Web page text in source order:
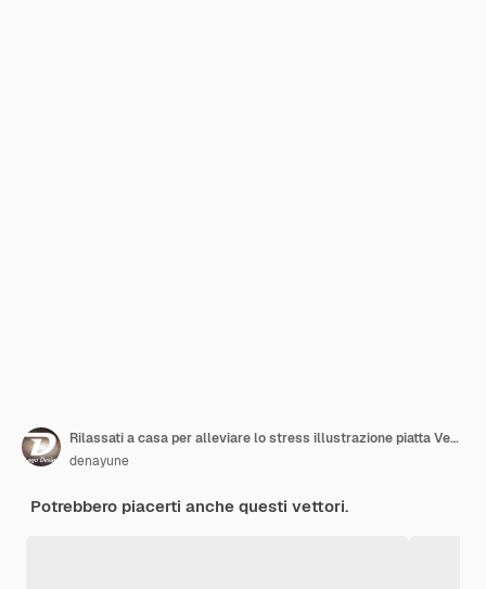
Rilassati a casa per alleviare lo stress illustrazione piatta Vector
denayune
Potrebbero piacerti anche questi vettori.